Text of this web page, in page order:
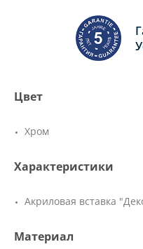
Цвет
Хром
Характеристики
Акриловая вставка
Материал